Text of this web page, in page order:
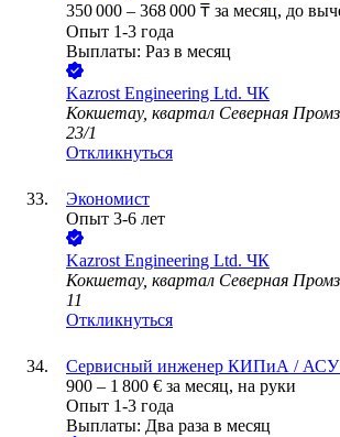
350 000 – 368 000 ₸ за месяц, до
Опыт 1-3 года
Выплаты: Раз в месяц
Kazrost Engineering Ltd. ЧК
Кокшетау, квартал Северная
23/1
Откликнуться
Экономист
Опыт 3-6 лет
Kazrost Engineering Ltd. ЧК
Кокшетау, квартал Северная
11
Откликнуться
Сервисный инженер КИПиА /
900 – 1 800 € за месяц, на руки
Опыт 1-3 года
Выплаты: Два раза в месяц